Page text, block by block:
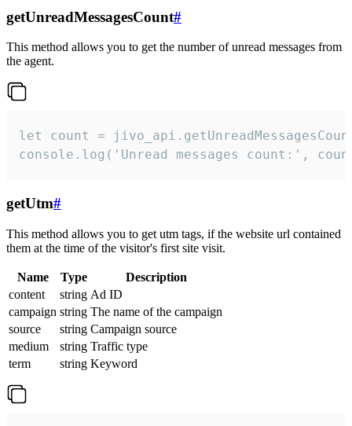
getUnreadMessagesCount#
This method allows you to get the number of unread messages from
the agent.
let count =
console.log('Unread messages count:',
getUtm#
This method allows you to get utm tags, if the website url contained
them at the time of the visitor's first site visit.
Name Type
Description
content
string Ad ID
campaign string The name of the campaign
source
string Campaign source
medium
string Traffic type
term
string Keyword